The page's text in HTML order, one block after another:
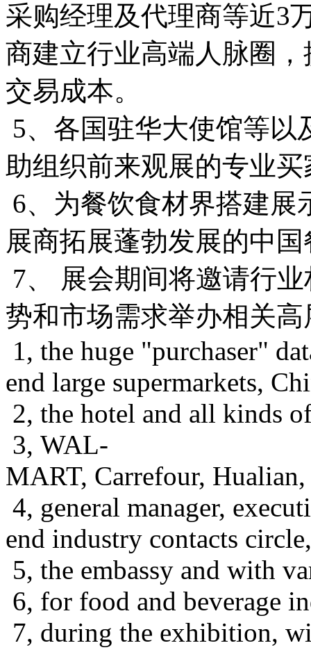
采购经理及代理商等近3
商建立行业高端人脉圈
交易成本。
5、各国驻华大使馆等以
助组织前来观展的专业买
6、为餐饮食材界搭建展
展商拓展蓬勃发展的中
7、 展会期间将邀请行
势和市场需求举办相关
1, the huge "purchaser"
end large supermarkets,
2, the hotel and all kinds
3, WAL-
MART, Carrefour,
4, general manager,
end industry contacts
5, the embassy and with
6, for food and beverage
7, during the exhibition,